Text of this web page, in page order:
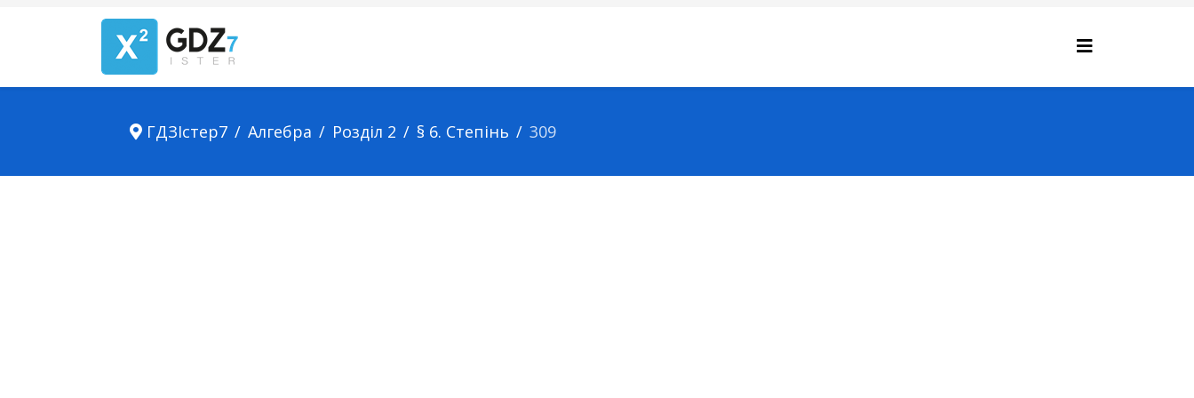
ГДЗІстер7 Алгебра Розділ 2 § 6. Степінь 309